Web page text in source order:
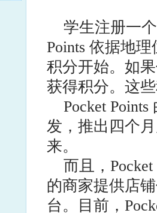
学生注册一
Points 依据地
积分开始。如
获得积分。这
Pocket
发，推出四个
来。
而且，
的商家提供店
台。目前，